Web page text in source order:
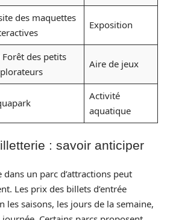
des maquettes
Exposition
Forêt des petits
Aire de jeux
Activité
aquatique
: savoir anticiper
dans un parc d’attractions peut
Les prix des billets d’entrée
les saisons, les jours de la semaine,